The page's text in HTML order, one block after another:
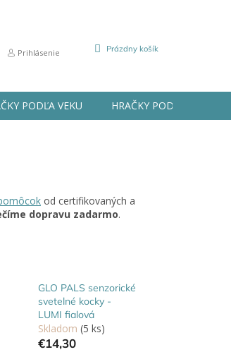
Prihlásenie
NÁKUPNÝ
Prázdny košík
PODĽA VEKU HRAČKY PODĽA
od certifikovaných a
dopravu zadarmo.
GLO PALS senzorické
svetelné kocky -
LUMI fialová
Skladom (5 ks)
€14,30